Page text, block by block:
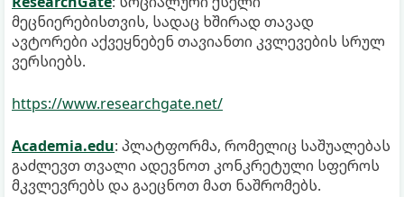
მეცნიერებისთვის, სადაც ხშირად თავად
ავტორები აქვეყნებენ თავიანთი კვლევების სრულ
ვერსიებს.
https://www.researchgate.net/
Academia.edu: პლატფორმა, რომელიც საშუალებას
გაძლევთ თვალი ადევნოთ კონკრეტული სფეროს
მკვლევრებს და გაეცნოთ მათ ნაშრომებს.